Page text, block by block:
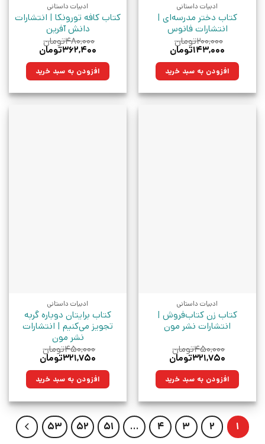
ادبیات داستانی
کتاب دختر مدرسه‌ای |
انتشارات فانوس
۲۰۰,۰۰۰تومان
قیمت
۲۰۰,۰۰۰تومان
بود.
۱۴۳,۰۰۰تومان
۱۴۳,۰۰۰تومان.افزودن به سبد خرید
ادبیات داستانی
کتاب کافه تورونکا | انتشارات
دانش آفرین
۴۸۰,۰۰۰تومان
قیمت
۴۸۰,۰۰۰تومان
بود.
۳۶۲,۴۰۰تومان
۳۶۲,۴۰۰تومان.افزودن به سبد خرید
ادبیات داستانی
کتاب زن کتاب‌فروش |
انتشارات نشر مون
۴۵۰,۰۰۰تومان
قیمت
۴۵۰,۰۰۰تومان
بود.
۳۲۱,۷۵۰تومان
۳۲۱,۷۵۰تومان.افزودن به سبد خرید
ادبیات داستانی
کتاب برایتان دوباره گربه
تجویز می‌کنیم | انتشارات
نشر مون
۴۵۰,۰۰۰تومان
قیمت
۴۵۰,۰۰۰تومان
بود.
۳۲۱,۷۵۰تومان
۳۲۱,۷۵۰تومان.افزودن به سبد خرید
1
2
3
4
…
51
52
53